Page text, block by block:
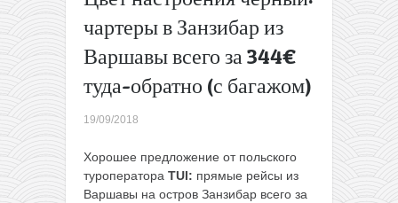
чартеры в Занзибар из
Варшавы всего за 344€
туда-обратно (с багажом)
19/09/2018
Хорошее предложение от польского
туроператора TUI: прямые рейсы из
Варшавы на остров Занзибар всего за
поездка
из
всего за